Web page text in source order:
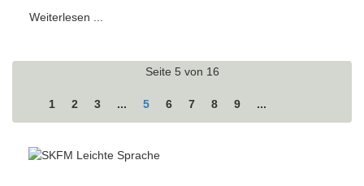
Weiterlesen ...
Seite 5 von 16
1 2 3 ... 5 6 7 8 9 ...